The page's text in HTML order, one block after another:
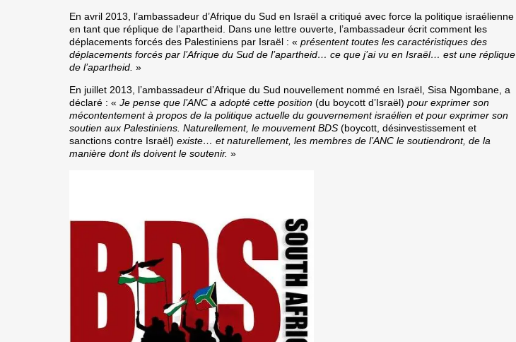
En avril 2013 , l’ambassadeur d’Afrique du Sud en Israël a critiqué avec force la politique israélienne
en tant que réplique de l’apartheid. Dans une lettre ouverte, l’ambassadeur écrit comment les
déplacements forcés des Palestiniens par Israël : «présentent toutes les caractéristiques des
déplacements forcés par l’Afrique du Sud de l’apartheid… ce que j’ai vu en Israël… est une réplique
de l’apartheid. »
En juillet 2013 , l’ambassadeur d’Afrique du Sud nouvellement nommé en Israël, Sisa Ngombane, a
déclaré : «Je pense que l’ANC a adopté cette position(du boycott d’Israël)pour exprimer son
mécontentement à propos de la politique actuelle du gouvernement israélien et pour exprimer son
soutien aux Palestiniens. Naturellement, le mouvement BDS (boycott, désinvestissement et
sanctions contre Israël)existe… et naturellement, les membres de l’ANC le soutiendront, de la
manière dont ils doivent le soutenir. »